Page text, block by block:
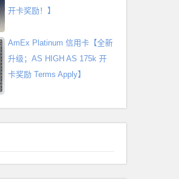
开卡奖励！】
AmEx Platinum 信用卡【全新
升级；AS HIGH AS 175k 开
卡奖励 Terms Apply】